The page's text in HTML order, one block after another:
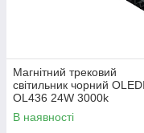
Магнітний трековий
світильник чорний
OL436 24W 3000k
В наявності